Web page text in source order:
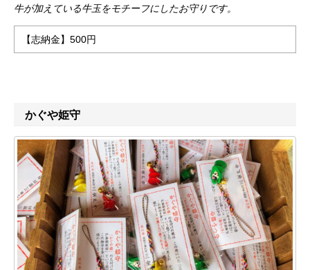
牛が加えている牛玉をモチーフにしたお守りです。
【志納金】500円
かぐや姫守